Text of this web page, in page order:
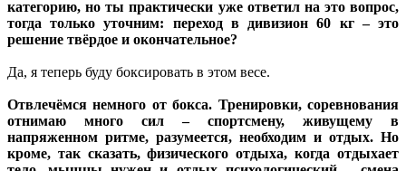
категорию, но ты практически уже ответил на это вопрос,
тогда только уточним: переход в дивизион 60 кг – это
решение твёрдое и окончательное?
Да, я теперь буду боксировать в этом весе.
Отвлечёмся немного от бокса. Тренировки, соревнования
отнимаю много сил – спортсмену, живущему в
напряженном ритме, разумеется, необходим и отдых. Но
кроме, так сказать, физического отдыха, когда отдыхает